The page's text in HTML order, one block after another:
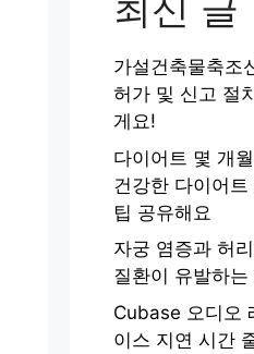
가설건축물축조
허가 및 신고 절
게요!
다이어트 몇 개
건강한 다이어
팁 공유해요
자궁 염증과 허
질환이 유발하
Cubase 오디오
이스 지연 시간